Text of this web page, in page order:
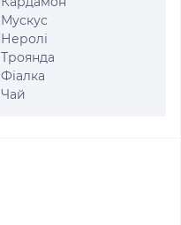
Мускус
Неролі
Троянда
Фіалка
Чай